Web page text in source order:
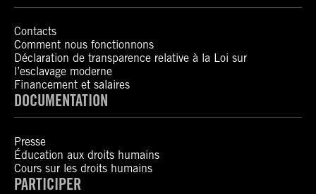
Contacts
Comment nous fonctionnons
Déclaration de transparence relative à la Loi sur
l’esclavage moderne
Financement et salaires
DOCUMENTATION
Presse
Éducation aux droits humains
Cours sur les droits humains
PARTICIPER